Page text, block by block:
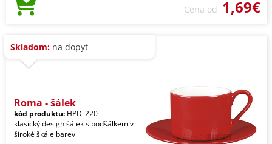
Cena od 1,69€
Skladom: na dopyt
Roma - šálek
kód produktu: HPD_220
klasický design šálek s podšálkem v
široké škále barev